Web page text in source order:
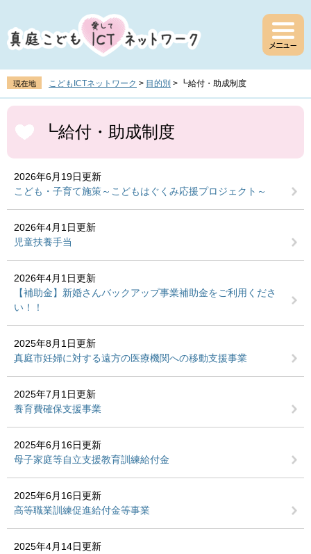
ジ
の
頭
す
ュ
ー
飛
し
文
現在地 こどもICTネットワーク > 目的別 > ┗給付・助成制度
本
文
┗給付・助成制度
2026年6月19日更新
こども・子育て施策～こどもはぐくみ応援プロジェクト～
2026年4月1日更新
児童扶養手当
2026年4月1日更新
【補助金】新婚さんバックアップ事業補助金をご利用くださ
い！！
2025年8月1日更新
真庭市妊婦に対する遠方の医療機関への移動支援事業
2025年7月1日更新
養育費確保支援事業
2025年6月16日更新
母子家庭等自立支援教育訓練給付金
2025年6月16日更新
高等職業訓練促進給付金等事業
2025年4月14日更新